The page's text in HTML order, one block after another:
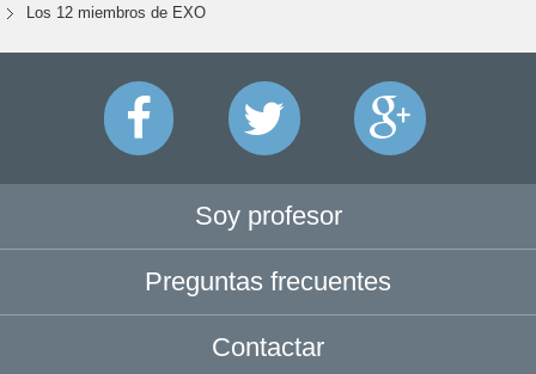
Los 12 miembros de EXO
Soy profesor
Preguntas frecuentes
Contactar